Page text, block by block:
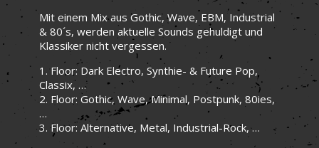
Mit einem Mix aus Gothic, Wave, EBM, Industrial
& 80´s, werden aktuelle Sounds gehuldigt und
Klassiker nicht vergessen.
1. Floor: Dark Electro, Synthie- & Future Pop,
Classix, …
2. Floor: Gothic, Wave, Minimal, Postpunk, 80ies,
…
3. Floor: Alternative, Metal, Industrial-Rock, …